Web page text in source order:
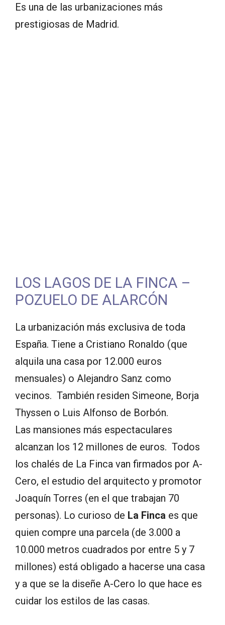
Es una de las urbanizaciones más
prestigiosas de Madrid.
LOS LAGOS DE LA FINCA –
POZUELO DE ALARCÓN
La urbanización más exclusiva de toda
España. Tiene a Cristiano Ronaldo (que
alquila una casa por 12.000 euros
mensuales) o Alejandro Sanz como
vecinos. También residen Simeone, Borja
Thyssen o Luis Alfonso de Borbón.
Las mansiones más espectaculares
alcanzan los 12 millones de euros. Todos
los chalés de La Finca van firmados por A-
Cero, el estudio del arquitecto y promotor
Joaquín Torres (en el que trabajan 70
personas). Lo curioso de La Finca es que
quien compre una parcela (de 3.000 a
10.000 metros cuadrados por entre 5 y 7
millones) está obligado a hacerse una casa
y a que se la diseñe A-Cero lo que hace es
cuidar los estilos de las casas.